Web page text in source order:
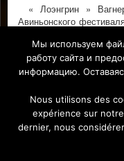
« Лоэнгрин »
Авиньонского
спектакль Полная
Facebook
Affiche Paris-Europe
Мы используем
работу сайта и
информацию.
Nous utilisons des
expérience sur
dernier, nous